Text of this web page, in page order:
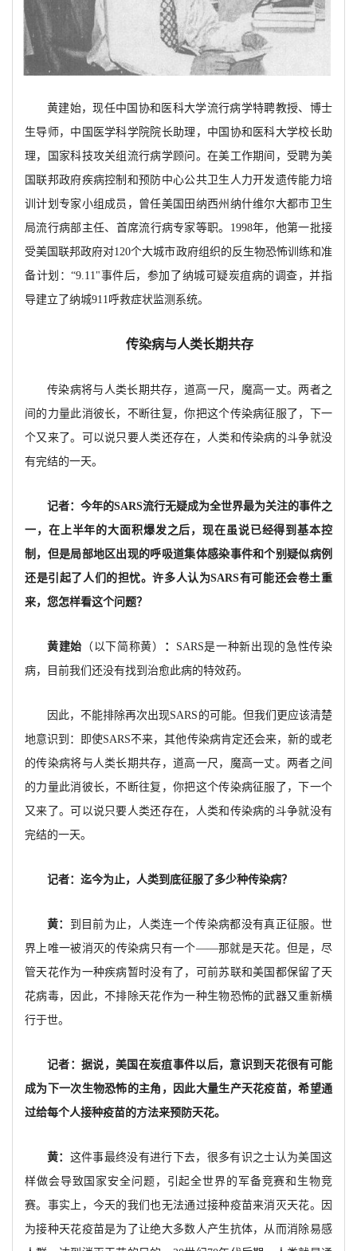
黄建始，现任中国协和医科大学流行病学特聘教授、博士
生导师，中国医学科学院院长助理，中国协和医科大学校长助
理，国家科技攻关组流行病学顾问。在美工作期间，受聘为美
国联邦政府疾病控制和预防中心公共卫生人力开发遗传能力培
训计划专家小组成员，曾任美国田纳西州纳什维尔大都市卫生
局流行病部主任、首席流行病专家等职。1998年，他第一批接
受美国联邦政府对120个大城市政府组织的反生物恐怖训练和准
备计划：“9.11"事件后，参加了纳城可疑炭疽病的调查，并指
导建立了纳城911呼救症状监测系统。
传染病与人类长期共存
传染病将与人类长期共存，道高一尺，魔高一丈。两者之
间的力量此消彼长，不断往复，你把这个传染病征服了，下一
个又来了。可以说只要人类还存在，人类和传染病的斗争就没
有完结的一天。
记者：今年的SARS流行无疑成为全世界最为关注的事件之
一，在上半年的大面积爆发之后，现在虽说已经得到基本控
制，但是局部地区出现的呼吸道集体感染事件和个别疑似病例
还是引起了人们的担忧。许多人认为SARS有可能还会卷土重
来，您怎样看这个问题？
黄建始 （以下简称黄） ： SARS是一种新出现的急性传染
病，目前我们还没有找到治愈此病的特效药。
因此，不能排除再次出现SARS的可能。但我们更应该清楚
地意识到：即使SARS不来，其他传染病肯定还会来，新的或老
的传染病将与人类长期共存，道高一尺，魔高一丈。两者之间
的力量此消彼长，不断往复，你把这个传染病征服了，下一个
又来了。可以说只要人类还存在，人类和传染病的斗争就没有
完结的一天。
记者：迄今为止，人类到底征服了多少种传染病？
黄： 到目前为止，人类连一个传染病都没有真正征服。世
界上唯一被消灭的传染病只有一个——那就是天花。但是，尽
管天花作为一种疾病暂时没有了，可前苏联和美国都保留了天
花病毒，因此，不排除天花作为一种生物恐怖的武器又重新横
行于世。
记者：据说，美国在炭疽事件以后，意识到天花很有可能
成为下一次生物恐怖的主角，因此大量生产天花疫苗，希望通
过给每个人接种疫苗的方法来预防天花。
黄： 这件事最终没有进行下去，很多有识之士认为美国这
样做会导致国家安全问题，引起全世界的军备竞赛和生物竞
赛。事实上，今天的我们也无法通过接种疫苗来消灭天花。因
为接种天花疫苗是为了让绝大多数人产生抗体，从而消除易感